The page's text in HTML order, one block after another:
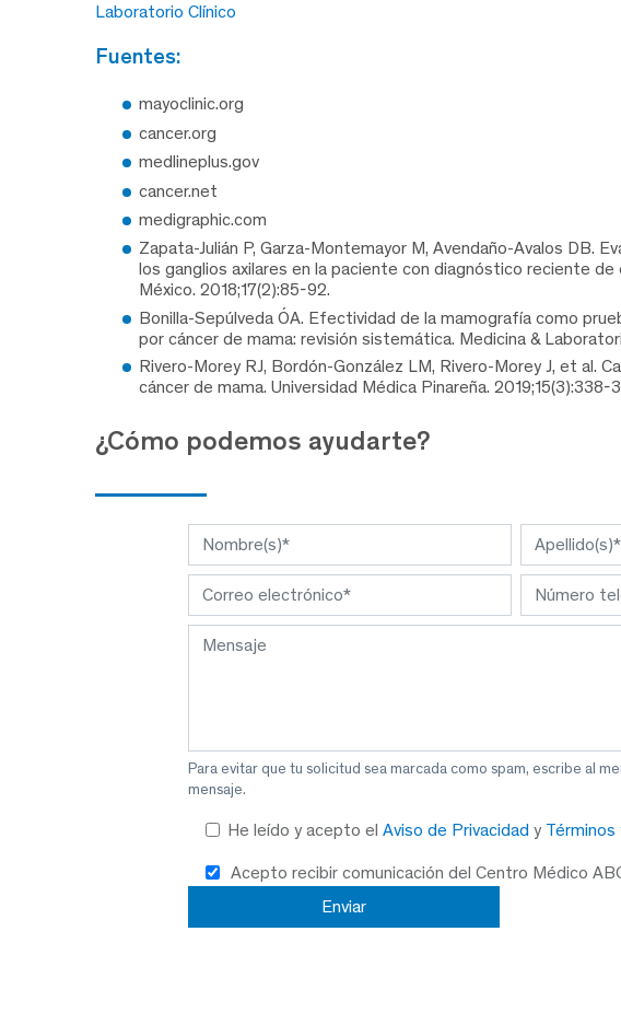
Laboratorio Clínico
fuentes:
mayoclinic.org
cancer.org
medlineplus.gov
cancer.net
medigraphic.com
Zapata-Julián P, Garza-Montemayor M, Avendaño-Avalos DB.
los ganglios axilares en la paciente con diagnóstico reciente de
México. 2018;17(2):85-92.
Bonilla-Sepúlveda ÓA. Efectividad de la mamografía como
por cáncer de mama: revisión sistemática. Medicina &
Rivero-Morey RJ, Bordón-González LM, Rivero-Morey J, et al.
cáncer de mama. Universidad Médica Pinareña. 2019;15(3):338-
¿Cómo podemos ayudarte?
Para evitar que tu solicitud sea marcada como spam, escribe al
mensaje.
He leído y acepto el Aviso de Privacidad y Términos
Acepto recibir comunicación del Centro Médico